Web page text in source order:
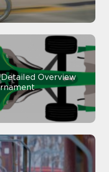
Overview